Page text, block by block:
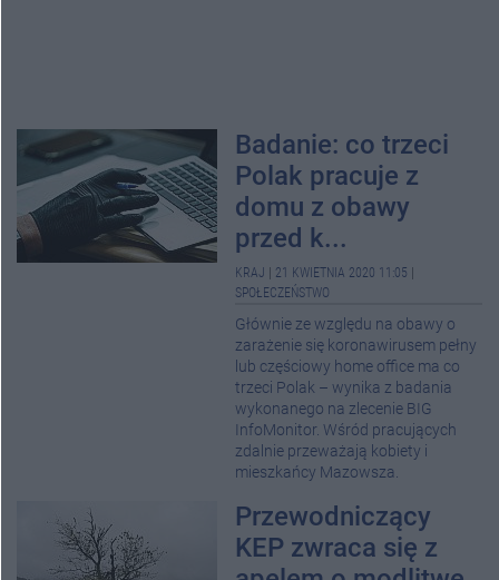
Badanie: co trzeci
Polak pracuje z
domu z obawy
przed k...
KRAJ 21 KWIETNIA 2020 11:05
SPOŁECZEŃSTWO
Głównie ze względu na obawy o
zarażenie się koronawirusem pełny
lub częściowy home office ma co
trzeci Polak – wynika z badania
wykonanego na zlecenie BIG
InfoMonitor. Wśród pracujących
zdalnie przeważają kobiety i
mieszkańcy Mazowsza.
Przewodniczący
KEP zwraca się z